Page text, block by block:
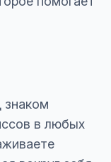
знаком
в любых